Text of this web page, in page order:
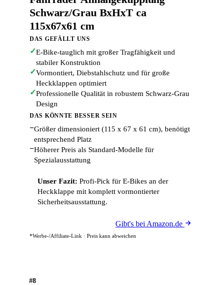
Schwarz/Grau BxHxT ca
115x67x61 cm
DAS GEFÄLLT UNS
✓E-Bike-tauglich mit großer Tragfähigkeit und
stabiler Konstruktion
✓Vormontiert, Diebstahlschutz und für große
Heckklappen optimiert
✓Professionelle Qualität in robustem Schwarz-Grau
Design
DAS KÖNNTE BESSER SEIN
−Größer dimensioniert (115 x 67 x 61 cm), benötigt
entsprechend Platz
−Höherer Preis als Standard-Modelle für
Spezialausstattung
Unser Fazit: Profi-Pick für E-Bikes an der
Heckklappe mit komplett vormontierter
Sicherheitsausstattung.
Gibt's bei Amazon.de
*Werbe-/Affiliate-Link · Preis kann abweichen
#8